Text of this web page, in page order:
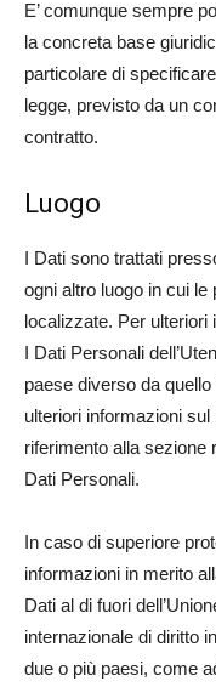
E’ comunque sempre
la concreta base
particolare di
legge, previsto da un
contratto.
Luogo
I Dati sono trattati
ogni altro luogo in cui
localizzate. Per ulteriori
I Dati Personali
paese diverso da
ulteriori informazioni sul
riferimento alla sezione
Dati Personali.
In caso di superiore
informazioni in merito
Dati al di fuori
internazionale di diritto
due o più paesi, come